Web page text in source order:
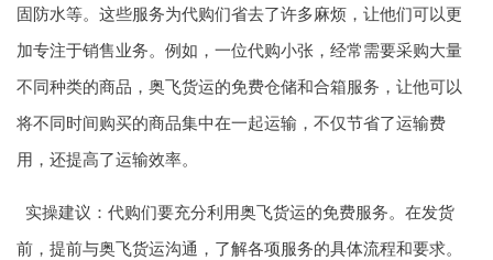
固防水等。这些服务为代购们省去了许多麻烦，让他们可以更
加专注于销售业务。例如，一位代购小张，经常需要采购大量
不同种类的商品，奥飞货运的免费仓储和合箱服务，让他可以
将不同时间购买的商品集中在一起运输，不仅节省了运输费
用，还提高了运输效率。
实操建议：代购们要充分利用奥飞货运的免费服务。在发货
前，提前与奥飞货运沟通，了解各项服务的具体流程和要求。